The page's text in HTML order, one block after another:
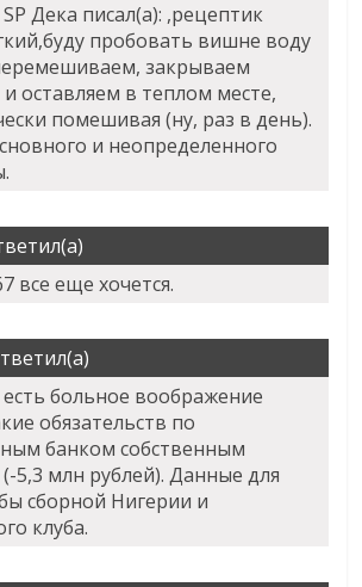
Дека писал(а): ,рецептик
пробовать вишне воду
закрываем
оставляем в теплом месте,
помешивая (ну, раз в день).
и неопределенного
все еще хочется.
есть больное воображение
обязательств по
банком собственным
(-5,3 млн рублей). Данные для
сборной Нигерии и
клуба.